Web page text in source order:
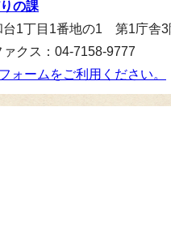
の課
1丁目1番地の1 第1庁舎3
クス：04-7158-9777
ォームをご利用ください。